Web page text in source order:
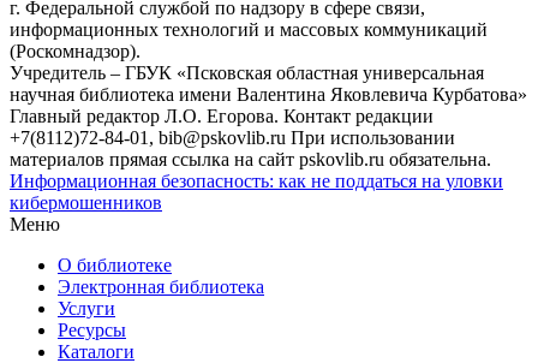
г. Федеральной службой по надзору в сфере связи,
информационных технологий и массовых коммуникаций
(Роскомнадзор).
Учредитель – ГБУК «Псковская областная универсальная
научная библиотека имени Валентина Яковлевича Курбатова»
Главный редактор Л.О. Егорова. Контакт редакции
+7(8112)72-84-01, bib@pskovlib.ru При использовании
материалов прямая ссылка на сайт pskovlib.ru обязательна.
Информационная безопасность: как не поддаться на уловки
кибермошенников
Меню
О библиотеке
Электронная библиотека
Услуги
Ресурсы
Каталоги